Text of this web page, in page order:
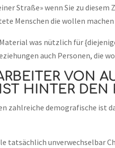
Straße» wenn Sie zu
Menschen die wollen
was nützlich für
auch Personen, die
VON
HINTER DEN
zahlreiche demografische ist
tatsächlich unverwechselbar